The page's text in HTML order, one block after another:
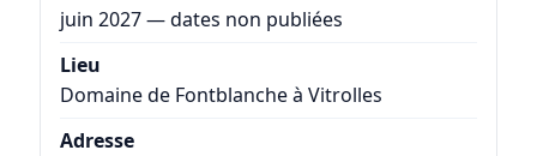
juin 2027 — dates non publiées
Lieu
Domaine de Fontblanche à Vitrolles
Adresse